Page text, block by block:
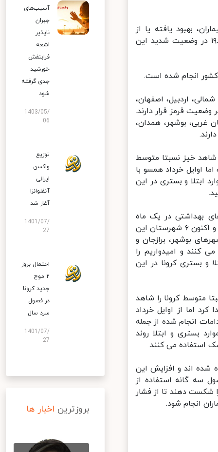
تاکنون ۲۷۴ هزار و ۹۳۲ نفر از بیماران، بهبود یافته یا از
بیمارستان‌ها ترخیص شده‌اند. همچنین ۴۱۲۹ نفر از بیماران مبتلا به کووید۱۹ در وضعیت شدید این
اردبیل، اصفهان،
قرمز قرار دارند.
غربی، بوشهر، همدان،
خیز نسبتا متوسط
اوایل خرداد همسو با
ابتلا و بستری در این
بهداشتی در یک ماه
گذشته موارد ابتلا و بستری کرونا در استان بوشهر شیب افزایشی پیدا کرد و اکنون ۶ شهرستان این
بوشهر، برازجان و
می کنند و امیدواریم را
بستری کرونا در این
کرونا را شاهد
اما از اوایل خرداد
انجام شده از جمله
بستری و ابتلا روند
اند و افزایش این
گانه استفاده از
دهند تا از فشار
انجام شود.
آسیب‌های
جبران
ناپذیر
اشعه
فرابنفش
خورشید
جدی گرفته
شود
1403/05/
06
توزیع
واکسن
ایرانی
آنفلوانزا
آغاز شد
1401/07/
27
احتمال بروز
۲ موج
جدید کرونا
در فصول
سرد سال
1401/07/
27
بروزترین اخبار ها